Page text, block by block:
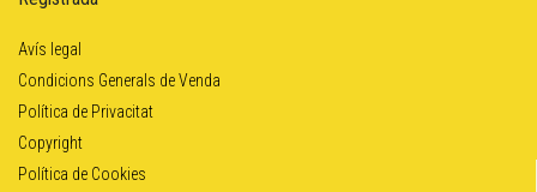
Avís legal
Condicions Generals de Venda
Política de Privacitat
Copyright
Política de Cookies